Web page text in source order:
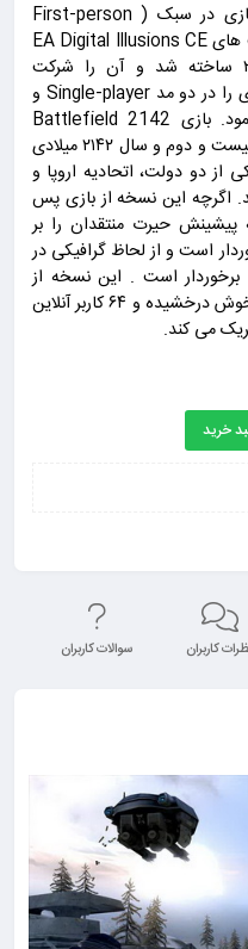
که یک بازی در سبک ( First-person
shooter) می باشد با همکاری شرکت های EA Digital Illusions CE
, DICE Stockholm در سال ۲۰۰۶ ساخته شد و آن را شرکت
Electronic Arts منتشر کرد. این بازی را در دو مد Single-player و
multiplayer میتوان اجرا و بازی نمود. بازی Battlefield 2142
مربوط به آینده و جریان بازی در قرن بیست و دوم و سال ۲۱۴۲ میلادی
دو دولت، اتحادیه اروپا و
اگرچه این نسخه از بازی پس
حیرت منتقدان را بر
است و از لحاظ گرافیکی در
برخوردار است . این نسخه از
Battlefield نیز در زمینه بازی آنلاین خوش درخشیده و ۶۴ کاربر آنلاین
می کند.
خرید
کاربران سوالات کاربران